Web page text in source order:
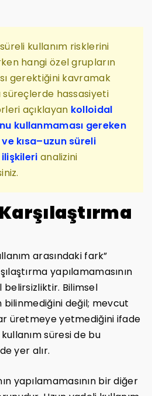
kullanım risklerini
hangi özel grupların
gerektiğini kavramak
hassasiyeti
açıklayan kolloidal
kullanmaması gereken
kısa–uzun süreli
analizini
arasındaki fark”
yapılamamasının
Bilimsel
bilinmediğini değil; mevcut
üretmeye yetmediğini ifade
süresi de bu
yer alır.
yapılamamasının bir diğer